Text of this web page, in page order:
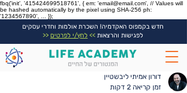
fbq('init', '415424699518761', { em: 'email@email.com', // Values will
be hashed automatically by the pixel using SHA-256 ph:
'1234567890', ... });
חדש בקמפוס האקדמיה! השכרת אולמות וחדרי עסקים
לפגישות והרצאות >> לחץ/י לפרטים <<
דורון אמיתי ליבשטיין
זמן קריאה 2 דקות